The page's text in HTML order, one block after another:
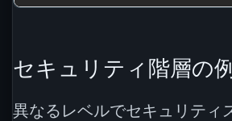
セキュリティ階層の例
異なるレベルでセキュリティ